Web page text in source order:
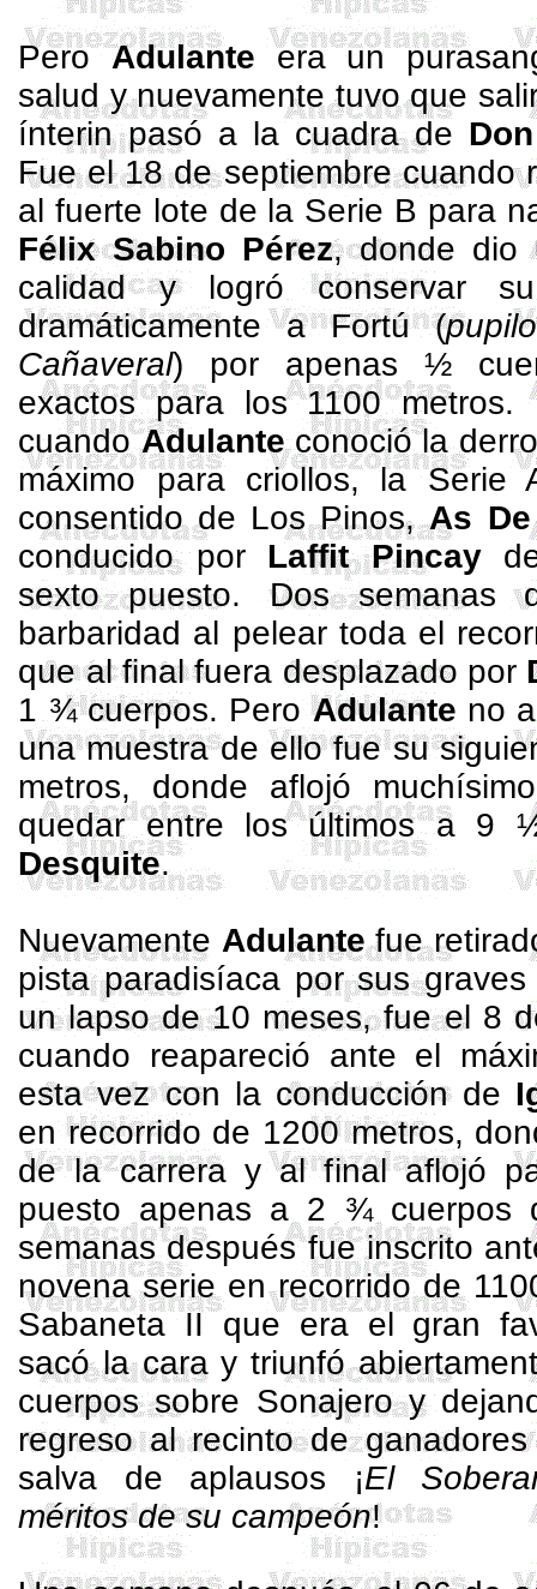
PeroAdulante era un
salud y nuevamente tuvo que
ínterin pasó a la cuadra de
Fue el 18 de septiembre cuando
al fuerte lote de la Serie B para
Félix Sabino Pérez, donde dio
calidad y logró conservar
dramáticamente aFortú(
Cañaveral) por apenas ½
exactos para los1100 metros.
cuandoAdulanteconoció la
máximo para criollos,la Serie
consentido de Los Pinos,As
conducido por Laffit Pincay
sexto puesto. Dos semanas
barbaridad al pelear toda el
que al final fuera desplazado por
1 ¾ cuerpos. PeroAdulante no
una muestra de ello fue su
metros, donde aflojó
quedar entre los últimos a 9
Desquite.
Nuevamente Adulantefue
pista paradisíaca por sus
un lapso de 10 meses, fue el 8
cuando reapareció ante el
esta vez con la conducción de
en recorrido de 1200 metros,
de la carrera y al final aflojó
puesto apenas a 2 ¾
semanas después fue inscrito
novena serie en recorrido de
SabanetaII que era el gran
sacó la cara y triunfó
cuerpos sobre Sonajero y
regreso al recinto de
salva de aplausos ¡El
méritos de su campeón!